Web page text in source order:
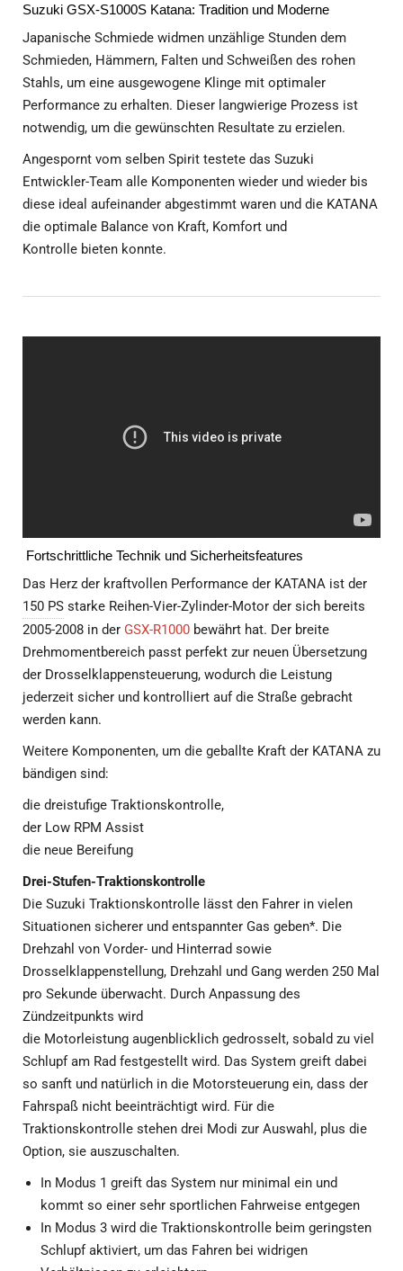
Suzuki GSX-S1000S Katana: Tradition und Moderne
Japanische Schmiede widmen unzählige Stunden dem
Schmieden, Hämmern, Falten und Schweißen des rohen
Stahls, um eine ausgewogene Klinge mit optimaler
Performance zu erhalten. Dieser langwierige Prozess ist
notwendig, um die gewünschten Resultate zu erzielen.
Angespornt vom selben Spirit testete das Suzuki
Entwickler-Team alle Komponenten wieder und wieder bis
diese ideal aufeinander abgestimmt waren und die KATANA
die optimale Balance von Kraft, Komfort und
Kontrolle bieten konnte.
Fortschrittliche Technik und Sicherheitsfeatures
Das Herz der kraftvollen Performance der KATANA ist der
150 PS starke Reihen-Vier-Zylinder-Motor der sich bereits
2005-2008 in der GSX-R1000 bewährt hat. Der breite
Drehmomentbereich passt perfekt zur neuen Übersetzung
der Drosselklappensteuerung, wodurch die Leistung
jederzeit sicher und kontrolliert auf die Straße gebracht
werden kann.
Weitere Komponenten, um die geballte Kraft der KATANA zu
bändigen sind:
die dreistufige Traktionskontrolle,
der Low RPM Assist
die neue Bereifung
Drei-Stufen-Traktionskontrolle
Die Suzuki Traktionskontrolle lässt den Fahrer in vielen
Situationen sicherer und entspannter Gas geben*. Die
Drehzahl von Vorder- und Hinterrad sowie
Drosselklappenstellung, Drehzahl und Gang werden 250 Mal
pro Sekunde überwacht. Durch Anpassung des
Zündzeitpunkts wird
die Motorleistung augenblicklich gedrosselt, sobald zu viel
Schlupf am Rad festgestellt wird. Das System greift dabei
so sanft und natürlich in die Motorsteuerung ein, dass der
Fahrspaß nicht beeinträchtigt wird. Für die
Traktionskontrolle stehen drei Modi zur Auswahl, plus die
Option, sie auszuschalten.
In Modus 1 greift das System nur minimal ein und
kommt so einer sehr sportlichen Fahrweise entgegen
In Modus 3 wird die Traktionskontrolle beim geringsten
Schlupf aktiviert, um das Fahren bei widrigen